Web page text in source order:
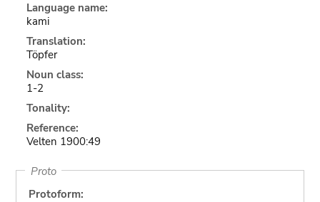
Language name:
kami
Translation:
Töpfer
Noun class:
1-2
Tonality:
Reference:
Velten 1900:49
Proto
Protoform: